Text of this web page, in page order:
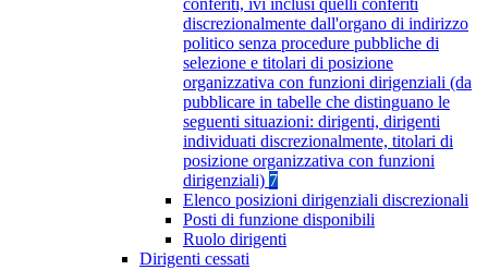
conferiti, ivi inclusi quelli conferiti
discrezionalmente dall'organo di indirizzo
politico senza procedure pubbliche di
selezione e titolari di posizione
organizzativa con funzioni dirigenziali (da
pubblicare in tabelle che distinguano le
seguenti situazioni: dirigenti, dirigenti
individuati discrezionalmente, titolari di
posizione organizzativa con funzioni
dirigenziali) 7
Elenco posizioni dirigenziali discrezionali
Posti di funzione disponibili
Ruolo dirigenti
Dirigenti cessati